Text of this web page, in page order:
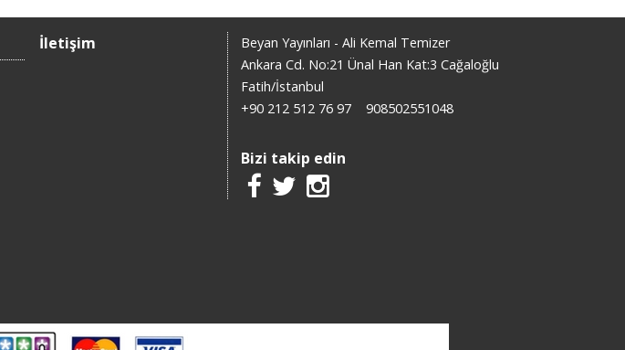
İletişim
Beyan Yayınları - Ali Kemal Temizer
Ankara Cd. No:21 Ünal Han Kat:3 Cağaloğlu
Fatih/İstanbul
+90 212 512 76 97
908502551048
Bizi takip edin